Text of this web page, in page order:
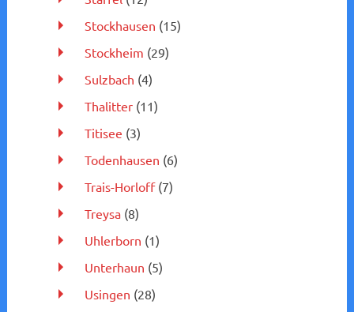
Stockhausen (15)
Stockheim (29)
Sulzbach (4)
Thalitter(11)
Titisee (3)
Todenhausen (6)
Trais-Horloff(7)
Treysa(8)
Uhlerborn (1)
Unterhaun (5)
Usingen (28)